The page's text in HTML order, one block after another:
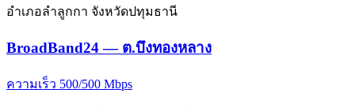
อำเภอลำลูกกา จังหวัดปทุมธานี
BroadBand24 — ต.บึงทองหลาง
ความเร็ว 500/500 Mbps